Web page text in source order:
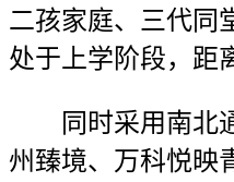
二孩家庭、三代同
处于上学阶段，距
同时采用南北通
州臻境、万科悦映